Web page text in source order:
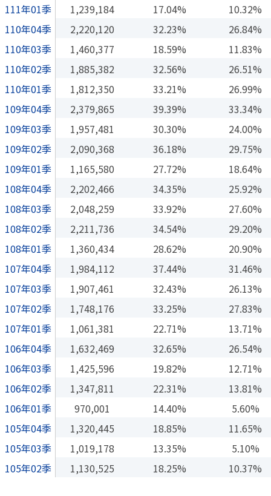
111年01季
1,239,184 17.04%
10.32%
110年04季
2,220,120 32.23%
26.84%
110年03季
1,460,377 18.59%
11.83%
110年02季
1,885,382 32.56%
26.51%
110年01季
1,812,350 33.21%
26.99%
109年04季
2,379,865 39.39%
33.34%
109年03季
1,957,481 30.30%
24.00%
109年02季
2,090,368 36.18%
29.75%
109年01季
1,165,580 27.72%
18.64%
108年04季
2,202,466 34.35%
25.92%
108年03季
2,048,259 33.92%
27.60%
108年02季
2,211,736 34.54%
29.20%
108年01季
1,360,434 28.62%
20.90%
107年04季
1,984,112 37.44%
31.46%
107年03季
1,907,461 32.43%
26.13%
107年02季
1,748,176 33.25%
27.83%
107年01季
1,061,381 22.71%
13.71%
106年04季
1,632,469 32.65%
26.54%
106年03季
1,425,596 19.82%
12.71%
106年02季
1,347,811 22.31%
13.81%
106年01季
970,001 14.40%
5.60%
105年04季
1,320,445 18.85%
11.65%
105年03季
1,019,178 13.35%
5.10%
105年02季
1,130,525 18.25% 10.37%